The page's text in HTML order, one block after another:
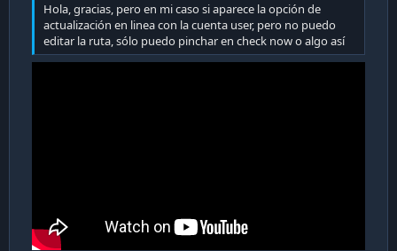
Hola, gracias, pero en mi caso si aparece la opción de
actualización en linea con la cuenta user, pero no puedo
editar la ruta, sólo puedo pinchar en check now o algo así